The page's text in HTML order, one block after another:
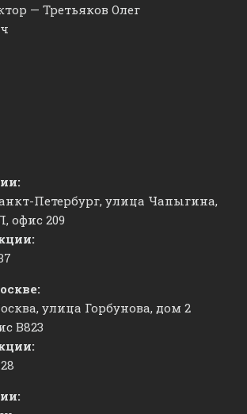
— Третьяков Олег
Петербург, улица Чапыгина,
офис 209
улица Горбунова, дом 2
​В823